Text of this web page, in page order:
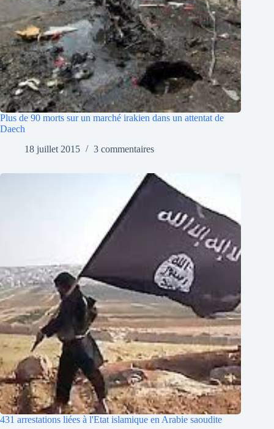
Plus de 90 morts sur un marché irakien dans un attentat de
Daech
18 juillet 2015
3 commentaires
431 arrestations liées à l'Etat islamique en Arabie saoudite